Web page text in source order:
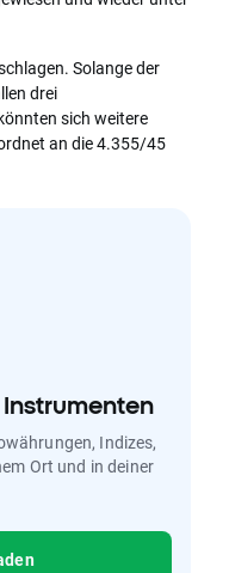
Solange der
drei
sich weitere
an die 4.355/45
Instrumenten
Indizes,
Ort und in deiner